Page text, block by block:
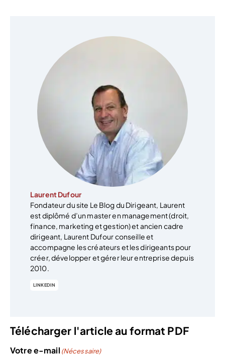
Laurent Dufour
Fondateur du site Le Blog du Dirigeant, Laurent
est diplômé d’un master en management (droit,
finance, marketing et gestion) et ancien cadre
dirigeant, Laurent Dufour conseille et
accompagne les créateurs et les dirigeants pour
créer, développer et gérer leur entreprise depuis
2010.
LINKEDIN
Télécharger l'article au format PDF
Votre e-mail (Nécessaire)